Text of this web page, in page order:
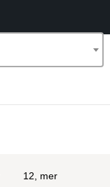
12, mer